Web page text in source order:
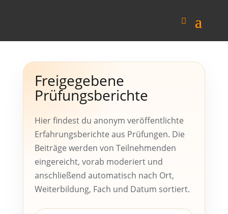
Freigegebene
Prüfungsberichte
Hier findest du anonym veröffentlichte
Erfahrungsberichte aus Prüfungen. Die
Beiträge werden von Teilnehmenden
eingereicht, vorab moderiert und
anschließend automatisch nach Ort,
Weiterbildung, Fach und Datum sortiert.